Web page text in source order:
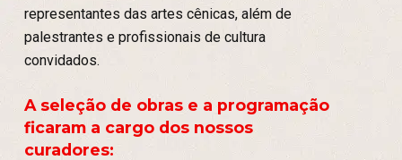
representantes das artes cênicas, além de
palestrantes e profissionais de cultura
convidados.
A seleção de obras e a programação
ficaram a cargo dos nossos
curadores: